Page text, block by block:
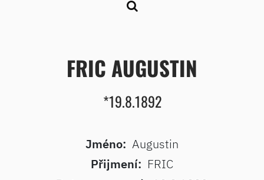
FRIC AUGUSTIN
*19.8.1892
Jméno: Augustin
Přijmení: FRIC